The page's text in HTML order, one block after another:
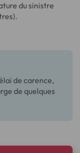
du sinistre
de carence,
de quelques